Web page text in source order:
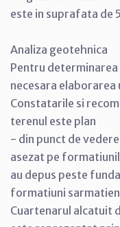
este in suprafata de
Analiza geotehnica
Pentru
necesara
Constatarile si
terenul este plan
- din punct de
asezat pe
au depus peste
formatiuni
Cuartenarul alcatuit